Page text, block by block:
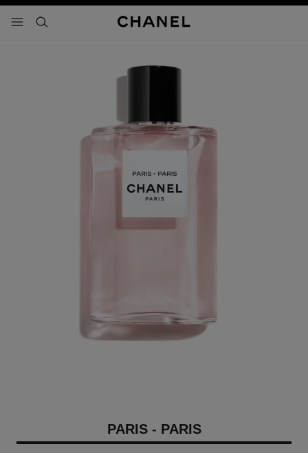
- navegación principal
buscar
PARIS - PARIS